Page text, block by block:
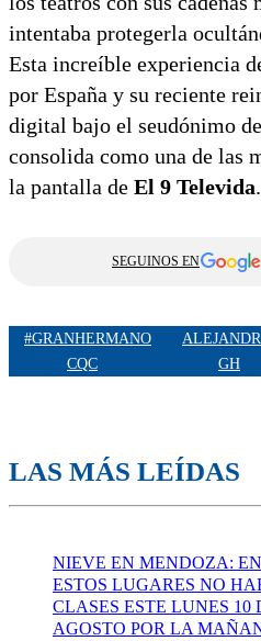
intentaba protegerla
Esta increíble experiencia
por España y su reciente
digital bajo el seudónimo
consolida como una de las
la pantalla de El 9 Televida.
SEGUINOS EN
#GRANHERMANO
CQC
GH
LAS MÁS LEÍDAS
NIEVE EN MENDOZA: EN
ESTOS LUGARES NO
CLASES ESTE LUNES 10
AGOSTO POR LA